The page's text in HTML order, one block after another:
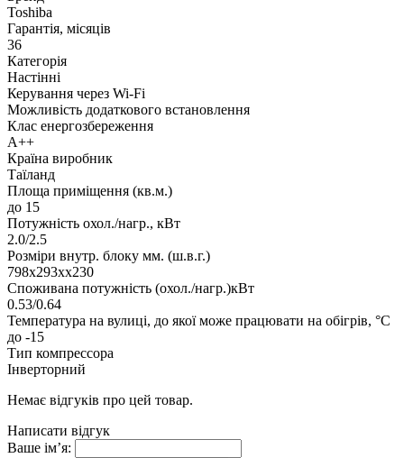
Toshiba
Гарантія, місяців
36
Категорія
Настінні
Керування через Wi-Fi
Можливість додаткового встановлення
Клас енергозбереження
A++
Країна виробник
Таїланд
Площа приміщення (кв.м.)
до 15
Потужність охол./нагр., кВт
2.0/2.5
Розміри внутр. блоку мм. (ш.в.г.)
798x293xx230
Споживана потужність (охол./нагр.)кВт
0.53/0.64
Температура на вулиці, до якої може працювати на обігрів, °C
до -15
Тип компрессора
Інверторний
Немає відгуків про цей товар.
Написати відгук
Ваше ім’я: